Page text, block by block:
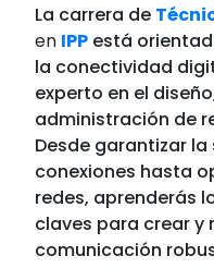
La carrera de
en IPP está
la conectividad
experto en el
administración de
Desde garantizar
conexiones hasta
redes, aprenderás
claves para crear y
comunicación